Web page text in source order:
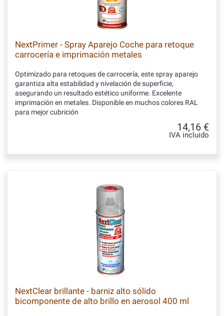
NextPrimer - Spray Aparejo Coche para retoque
carrocería e imprimación metales
Optimizado para retoques de carrocería, este spray aparejo
garantiza alta estabilidad y nivelación de superficie,
asegurando un resultado estético uniforme. Excelente
imprimación en metales. Disponible en muchos colores RAL
para mejor cubrición
14,16 €
IVA incluido
NextClear brillante - barniz alto sólido
bicomponente de alto brillo en aerosol 400 ml